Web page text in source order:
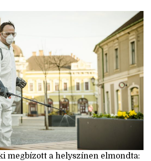
megbízott a helyszínen elmondta: